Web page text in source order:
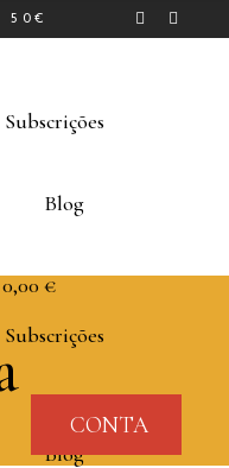
50€
Subscrições
Blog
CONTA
Subscrições
Blog
0,00 €